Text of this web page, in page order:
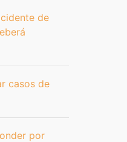
de
casos de
por